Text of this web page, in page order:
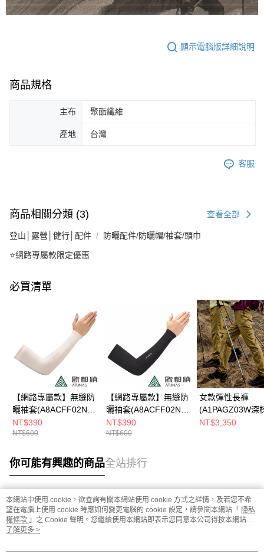
顯示電腦版詳細說明
商品規格
主布 聚酯纖維
產地 台灣
客服
商品相關分類 (3) 查看全部
登山│露營│健行│配件 防曬配件/防曬帽/袖套/頭巾
⭐網路專屬款限定優惠
必買清單
【網路專屬款】無縫防
曬袖套(A8ACFF02N米
卡/彈性/運動防曬/戶外
活動防曬/MIT台灣製)
NT$390
NT$600
【網路專屬款】無縫防
曬袖套(A8ACFF02N
黑/彈性/運動防曬/戶外
活動防曬/MIT台灣製)
NT$390
NT$600
女款彈性長褲
(A1PAGZ03W深
機能長褲/彈性褲/
NT$3,350
你可能有興趣的商品全站排行
熱門標籤
本網站中使用 cookie，欲查詢有關本網站使用 cookie 方式之詳情，及若您不希
望在電腦上使用 cookie 時應如何變更電腦的 cookie 設定，請參閱本網站「 隱私
權條款 」之 Cookie 聲明。您繼續使用本網站即表示您同意本公司得按本網站使
用條款之 Cookie 聲明使用 cookie。
了解更多 >